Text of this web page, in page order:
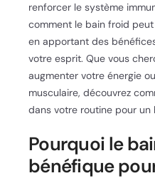
renforcer le système
comment le bain froid
en apportant des
votre esprit. Que vous
augmenter votre énergie
musculaire, découvrez
dans votre routine pour
Pourquoi le
bénéfique